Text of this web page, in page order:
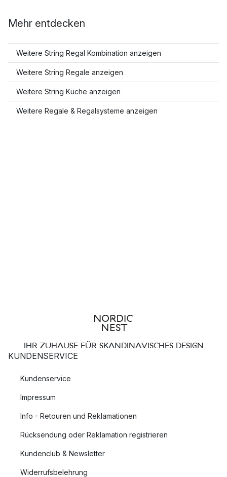
Mehr entdecken
Weitere String Regal Kombination anzeigen
Weitere String Regale anzeigen
Weitere String Küche anzeigen
Weitere Regale & Regalsysteme anzeigen
IHR ZUHAUSE FÜR SKANDINAVISCHES DESIGN
KUNDENSERVICE
Kundenservice
Impressum
Info - Retouren und Reklamationen
Rücksendung oder Reklamation registrieren
Kundenclub & Newsletter
Widerrufsbelehrung